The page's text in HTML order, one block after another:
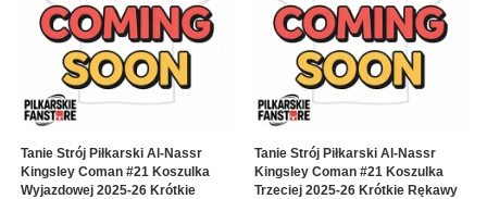
Tanie Strój Piłkarski Al-Nassr
Kingsley Coman #21 Koszulka
Wyjazdowej 2025-26 Krótkie
Tanie Strój Piłkarski Al-Nassr
Kingsley Coman #21 Koszulka
Trzeciej 2025-26 Krótkie Rękawy